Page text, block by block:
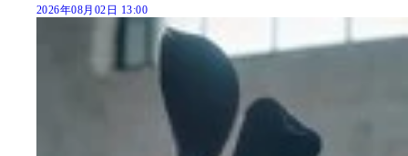
2026年08月02日 13:00